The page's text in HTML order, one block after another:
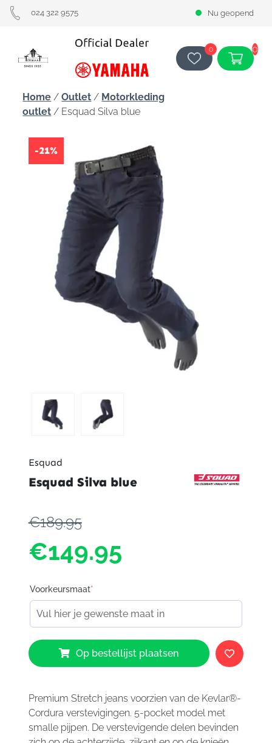
024 322 9575 Nu geopend
0 0
Home /Outlet / Motorkleding
outlet / Esquad Silva blue
-21%
Esquad
Esquad Silva blue
€189.95
€149.95
Voorkeursmaat*
Esquad
Silva
blue
Op bestellijst plaatsen
Premium Stretch jeans voorzien van de Kevlar®-
Cordura verstevigingen. 5-pocket model met
smalle pijpen. De verstevigende delen bevinden